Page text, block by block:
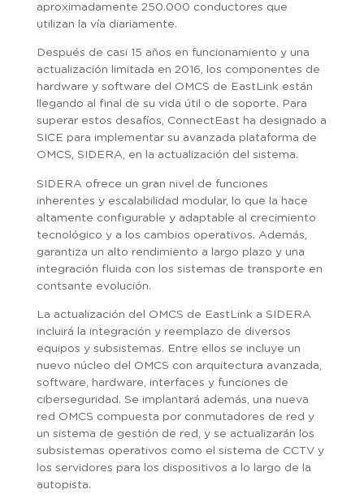
aproximadamente 250.000 conductores que
utilizan la vía diariamente.
Después de casi 15 años en funcionamiento y una
actualización limitada en 2016, los componentes de
hardware y software del OMCS de EastLink están
llegando al final de su vida útil o de soporte. Para
superar estos desafíos, ConnectEast ha designado a
SICE para implementar su avanzada plataforma de
OMCS, SIDERA, en la actualización del sistema.
SIDERA ofrece un gran nivel de funciones
inherentes y escalabilidad modular, lo que la hace
altamente configurable y adaptable al crecimiento
tecnológico y a los cambios operativos. Además,
garantiza un alto rendimiento a largo plazo y una
integración fluida con los sistemas de transporte en
contsante evolución.
La actualización del OMCS de EastLink a SIDERA
incluirá la integración y reemplazo de diversos
equipos y subsistemas. Entre ellos se incluye un
nuevo núcleo del OMCS con arquitectura avanzada,
software, hardware, interfaces y funciones de
ciberseguridad. Se implantará además, una nueva
red OMCS compuesta por conmutadores de red y
un sistema de gestión de red, y se actualizarán los
subsistemas operativos como el sistema de CCTV y
los servidores para los dispositivos a lo largo de la
autopista.